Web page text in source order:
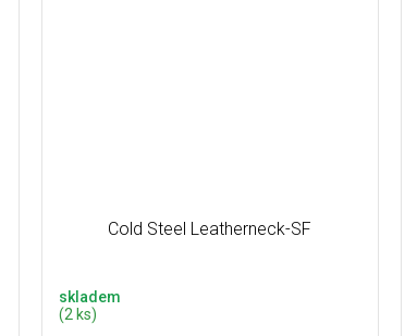
Cold Steel Leatherneck-SF
skladem
(2 ks)